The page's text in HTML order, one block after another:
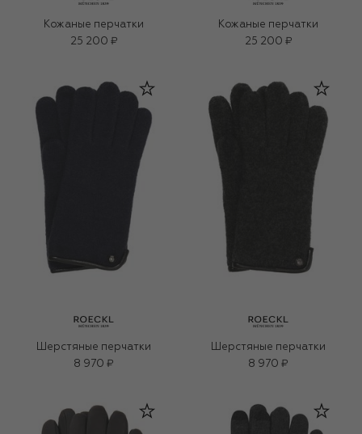
Кожаные перчатки
25 200 ₽
Кожаные перчатки
25 200 ₽
Шерстяные перчатки
8 970 ₽
Шерстяные перчатки
8 970 ₽